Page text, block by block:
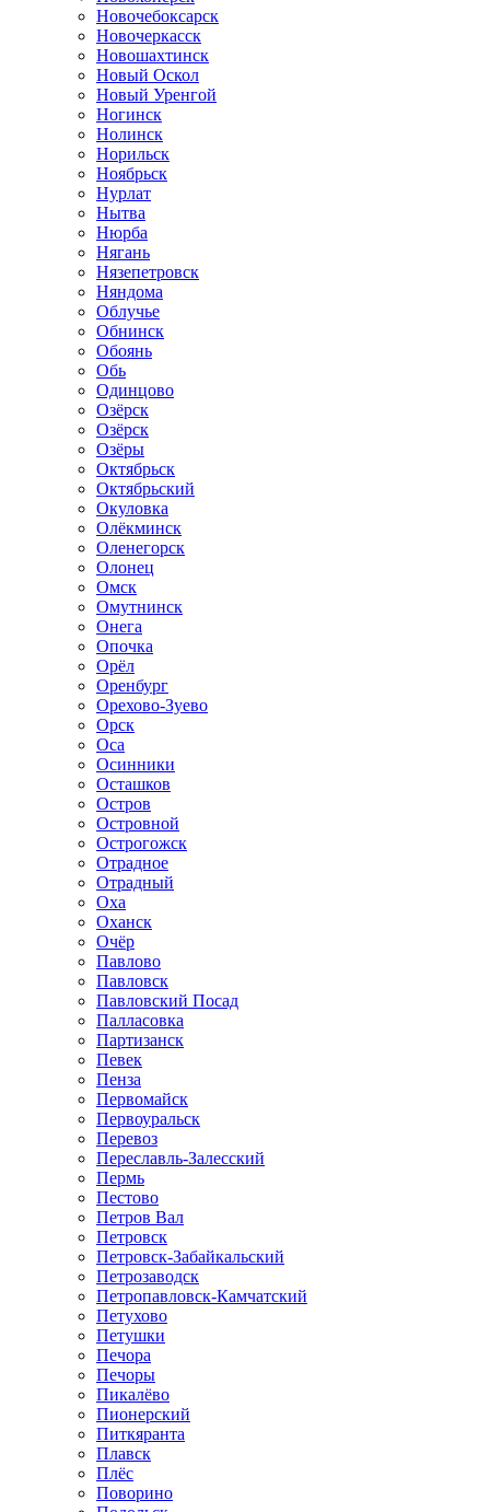
Новочебоксарск
Новочеркасск
Новошахтинск
Новый Оскол
Новый Уренгой
Ногинск
Нолинск
Норильск
Ноябрьск
Нурлат
Нытва
Нюрба
Нягань
Нязепетровск
Няндома
Облучье
Обнинск
Обоянь
Обь
Одинцово
Озёрск
Озёрск
Озёры
Октябрьск
Октябрьский
Окуловка
Олёкминск
Оленегорск
Олонец
Омск
Омутнинск
Онега
Опочка
Орёл
Оренбург
Орехово-Зуево
Орск
Оса
Осинники
Осташков
Остров
Островной
Острогожск
Отрадное
Отрадный
Оха
Оханск
Очёр
Павлово
Павловск
Павловский Посад
Палласовка
Партизанск
Певек
Пенза
Первомайск
Первоуральск
Перевоз
Переславль-Залесский
Пермь
Пестово
Петров Вал
Петровск
Петровск-Забайкальский
Петрозаводск
Петропавловск-Камчатский
Петухово
Петушки
Печора
Печоры
Пикалёво
Пионерский
Питкяранта
Плавск
Плёс
Поворино